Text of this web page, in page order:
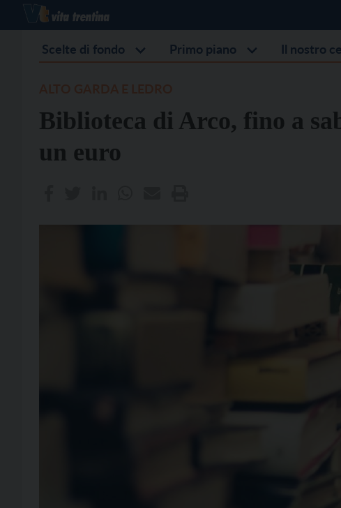
Scelte di fondo Primo piano Il nostro
Biblioteca di Arco, fino a
un euro